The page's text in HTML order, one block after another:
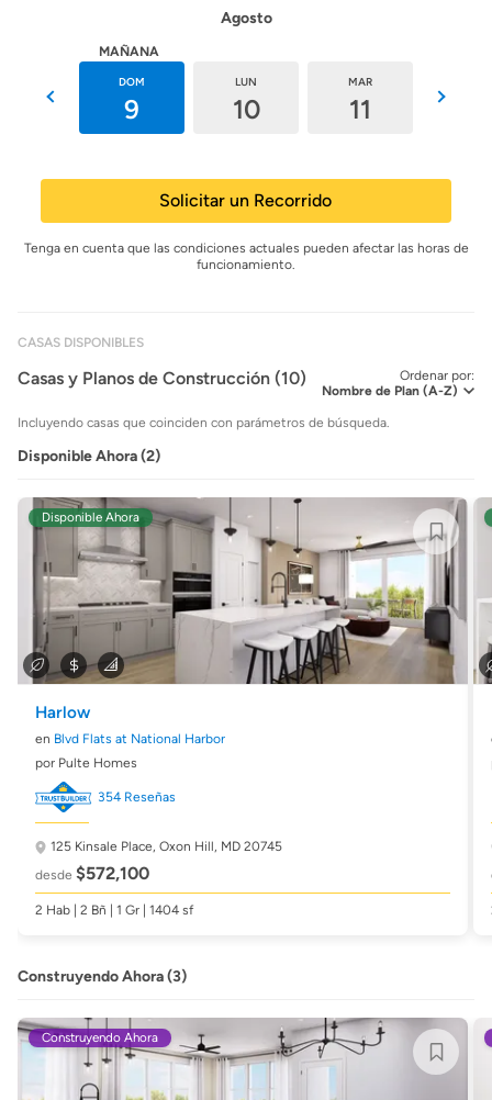
Agosto
MAÑANA
DOM
9
LUN
10
MAR
11
Solicitar un Recorrido
Tenga en cuenta que las condiciones actuales pueden afectar las horas de
funcionamiento.
CASAS DISPONIBLES
Ordenar por:
Casas y Planos de Construcción (10)
Incluyendo casas que coinciden con parámetros de búsqueda.
Disponible Ahora (2)
Disponible Ahora
Harlow
en Blvd Flats at National Harbor
por Pulte Homes
354 Reseñas
125 Kinsale Place, Oxon Hill, MD 20745
desde $572,100
2 Hab | 2 Bñ | 1 Gr | 1404 sf
Construyendo Ahora (3)
Construyendo Ahora